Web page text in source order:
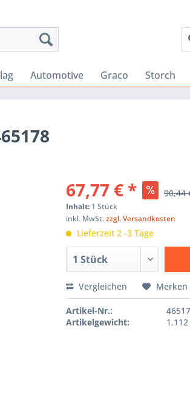
Automotive Graco Storch
67,77 € * 90,44
Inhalt: 1 Stück
inkl. MwSt.zzgl. Versandkosten
Lieferzeit 2 -3 Tage
Vergleichen Merken
Artikel-Nr.:
Artikelgewicht: